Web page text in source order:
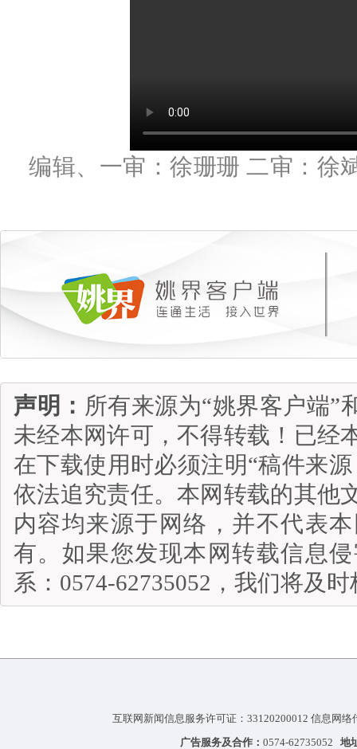
编辑、一审：徐珊珊 二审：徐
声明： 所有来源为“姚界客户端”
未经本网许可，不得转载！已经
在下载使用时必须注明“稿件来
依法追究责任。本网转载的其他
内容均来源于网络，并不代表
有。如果您发现本网转载信息
系：0574-62735052，我们将及
互联网新闻信息服务许可证：33120200012 信息网
广告服务及合作： 0574-62735052 地